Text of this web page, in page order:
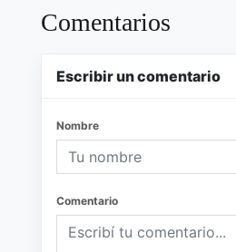
Comentarios
Escribir un comentario
Nombre
Comentario